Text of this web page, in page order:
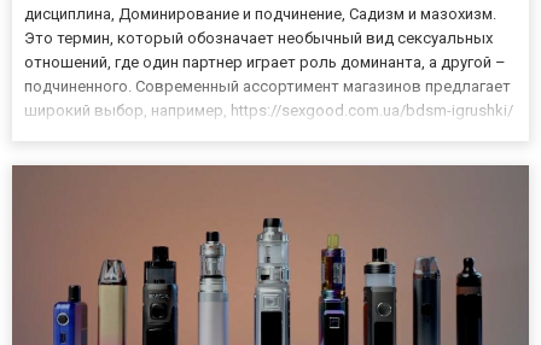
дисциплина, Доминирование и подчинение, Садизм и мазохизм.
Это термин, который обозначает необычный вид сексуальных
отношений, где один партнер играет роль доминанта, а другой –
подчиненного. Современный ассортимент магазинов предлагает
широкий выбор, например, https://sexgood.com.ua/bdsm-igrushki/